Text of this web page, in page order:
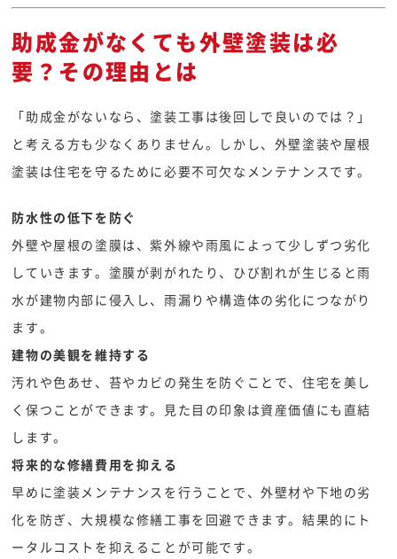
助成金がなくても外壁塗装は必
要？その理由とは
「助成金がないなら、塗装工事は後回しで良いのでは？」
と考える方も少なくありません。しかし、外壁塗装や屋根
塗装は住宅を守るために必要不可欠なメンテナンスです。
防水性の低下を防ぐ
外壁や屋根の塗膜は、紫外線や雨風によって少しずつ劣化
していきます。塗膜が剥がれたり、ひび割れが生じると雨
水が建物内部に侵入し、雨漏りや構造体の劣化につながり
ます。
建物の美観を維持する
汚れや色あせ、苔やカビの発生を防ぐことで、住宅を美し
く保つことができます。見た目の印象は資産価値にも直結
します。
将来的な修繕費用を抑える
早めに塗装メンテナンスを行うことで、外壁材や下地の劣
化を防ぎ、大規模な修繕工事を回避できます。結果的にト
ータルコストを抑えることが可能です。